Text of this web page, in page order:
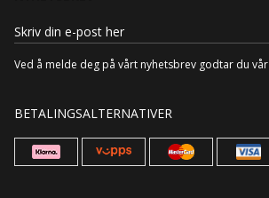
Ved å melde deg på vårt nyhetsbrev godtar du vår
BETALINGSALTERNATIVER